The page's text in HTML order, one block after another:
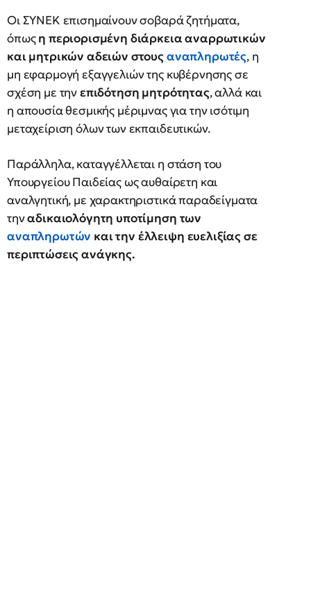
Οι ΣΥΝΕΚ επισημαίνουν σοβαρά ζητήματα,
όπωςη περιορισμένη διάρκεια αναρρωτικών
και μητρικών αδειών στουςαναπληρωτές, η
μη εφαρμογή εξαγγελιών της κυβέρνησης σε
σχέση με τηνεπιδότηση μητρότητας, αλλά και
η απουσία θεσμικής μέριμνας για την ισότιμη
μεταχείριση όλων των εκπαιδευτικών.
Παράλληλα, καταγγέλλεται η στάση του
Υπουργείου Παιδείας ως αυθαίρετη και
αναλγητική, με χαρακτηριστικά παραδείγματα
τηναδικαιολόγητη υποτίμηση των
αναπληρωτών και την έλλειψη ευελιξίας σε
περιπτώσεις ανάγκης.